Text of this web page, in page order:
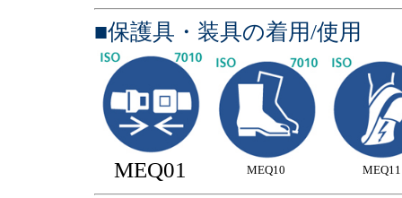
■保護具・装具の着用/使用
MEQ01 MEQ10 MEQ11